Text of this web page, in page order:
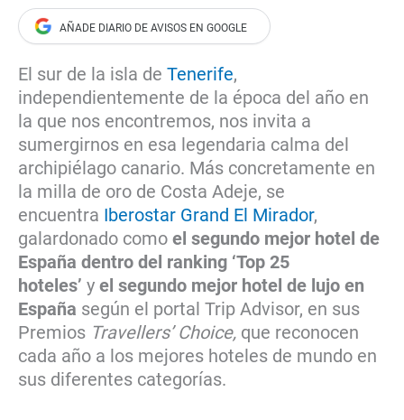
El sur de la isla de Tenerife,
independientemente de la época del año en
la que nos encontremos, nos invita a
sumergirnos en esa legendaria calma del
archipiélago canario. Más concretamente en
la milla de oro de Costa Adeje, se
encuentra Iberostar Grand El Mirador,
galardonado como el segundo mejor hotel de
España dentro del ranking ‘Top 25
hoteles’ y el segundo mejor hotel de lujo en
España según el portal Trip Advisor, en sus
Premios Travellers’ Choice, que reconocen
cada año a los mejores hoteles de mundo en
sus diferentes categorías.